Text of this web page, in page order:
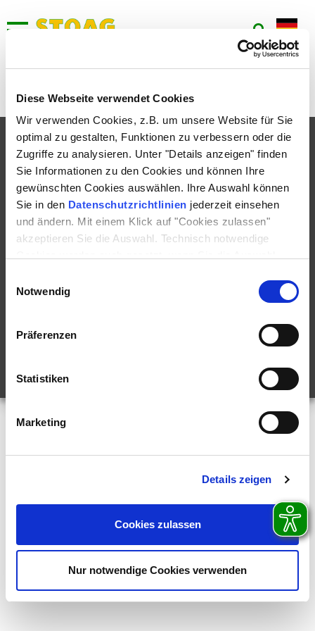
Diese Webseite verwendet Cookies
Wir verwenden Cookies, z.B. um unsere Website für Sie
optimal zu gestalten, Funktionen zu verbessern oder die
Zugriffe zu analysieren. Unter "Details anzeigen" finden
Sie Informationen zu den Cookies und können Ihre
gewünschten Cookies auswählen. Ihre Auswahl können
Sie in den Datenschutzrichtlinien jederzeit einsehen
und ändern. Mit einem Klick auf "Cookies zulassen"
akzeptieren Sie die Auswahl. Technisch notwendige
Notwendig
Präferenzen
Statistiken
Marketing
Details zeigen
Cookies zulassen
Nur notwendige Cookies verwenden
953
Keine aktuellen Umleitungen bei dieser Linie vorhanden.
FAHRPLAN
TICKETS
SERVICE
UNTERNEHMEN
KONTAKT
PRESSE-ARCHIV